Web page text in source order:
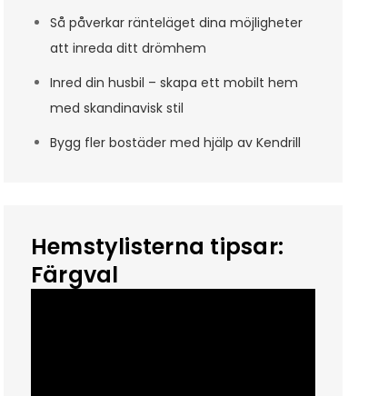
Så påverkar ränteläget dina möjligheter
att inreda ditt drömhem
Inred din husbil – skapa ett mobilt hem
med skandinavisk stil
Bygg fler bostäder med hjälp av Kendrill
Hemstylisterna tipsar:
Färgval